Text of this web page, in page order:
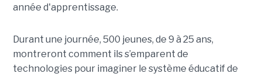
année d'apprentissage.
Durant une journée, 500 jeunes, de 9 à 25 ans,
montreront comment ils s’emparent de
technologies pour imaginer le système éducatif de